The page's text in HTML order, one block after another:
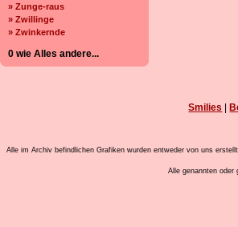
» Zunge-raus
» Zwillinge
» Zwinkernde
0 wie Alles andere...
Smilies
Alle im Archiv befindlichen Grafiken wurden entweder von uns
Alle genannten oder